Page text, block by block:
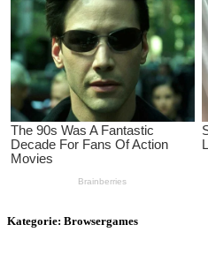
Kategorie: Browsergames